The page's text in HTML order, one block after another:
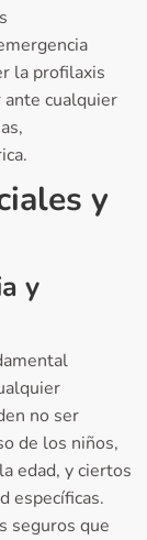
la profilaxis
cualquier
y
y
no ser
de los niños,
edad, y ciertos
específicas.
seguros que